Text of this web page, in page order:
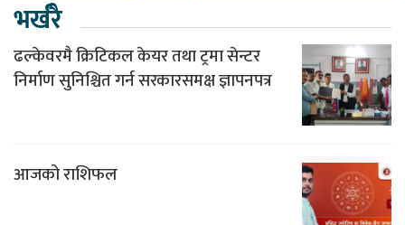
भर्खरै
ढल्केवरमै क्रिटिकल केयर तथा ट्रमा सेन्टर
निर्माण सुनिश्चित गर्न सरकारसमक्ष ज्ञापनपत्र
आजको राशिफल